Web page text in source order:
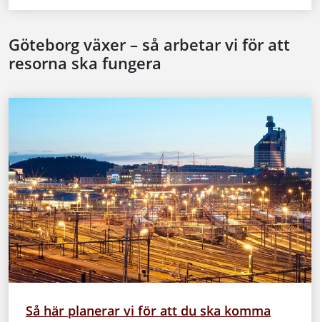
Göteborg växer – så arbetar vi för att
resorna ska fungera
Så här planerar vi för att du ska komma